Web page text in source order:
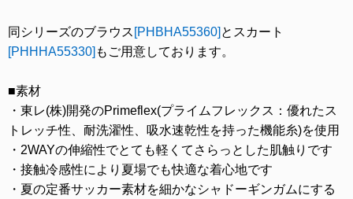
同シリーズのブラウス [PHBHA55360] とスカート
[PHHHA55330] もご用意しております。
■素材
・東レ(株)開発のPrimeflex(プライムフレックス：優れたス
トレッチ性、耐洗濯性、吸水速乾性を持った機能糸)を使用
・2WAYの伸縮性でとても軽くてさらっとした肌触りです
・接触冷感性により夏場でも快適な着心地です
・夏の定番サッカー素材を細かなシャドーギンガムにする